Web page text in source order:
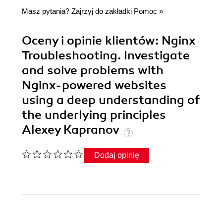
Masz pytania? Zajrzyj do zakładki Pomoc »
Oceny i opinie klientów: Nginx
Troubleshooting. Investigate
and solve problems with
Nginx-powered websites
using a deep understanding of
the underlying principles
Alexey Kapranov
Dodaj opinię